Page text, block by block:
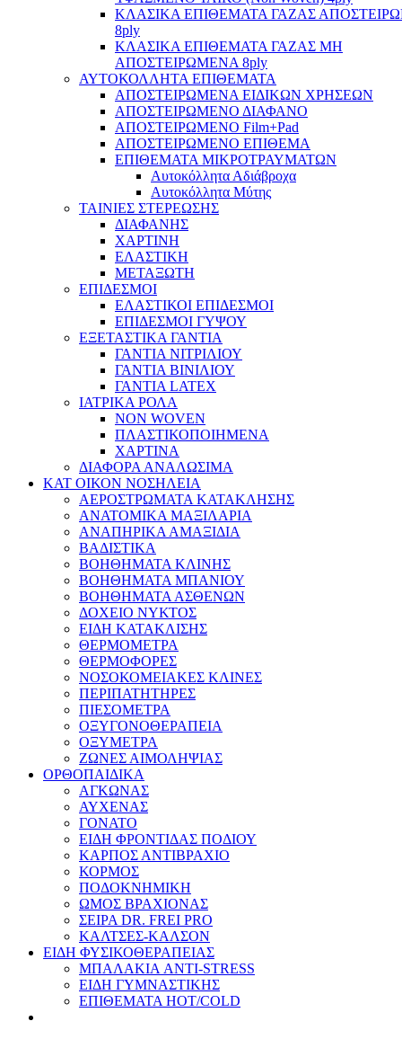
ΚΛΑΣΙΚΑ ΕΠΙΘΕΜΑΤΑ ΓΑΖΑΣ
8ply
ΚΛΑΣΙΚΑ ΕΠΙΘΕΜΑΤΑ ΓΑΖΑΣ ΜΗ
ΑΠΟΣΤΕΙΡΩΜΕΝΑ 8ply
ΑΥΤΟΚΟΛΛΗΤΑ ΕΠΙΘΕΜΑΤΑ
ΑΠΟΣΤΕΙΡΩΜΕΝΑ ΕΙΔΙΚΩΝ ΧΡΗΣΕΩΝ
ΑΠΟΣΤΕΙΡΩΜΕΝΟ ΔΙΑΦΑΝΟ
ΑΠΟΣΤΕΙΡΩΜΕΝΟ Film+Pad
ΑΠΟΣΤΕΙΡΩΜΕΝΟ ΕΠΙΘΕΜΑ
ΕΠΙΘΕΜΑΤΑ ΜΙΚΡΟΤΡΑΥΜΑΤΩΝ
Αυτοκόλλητα Αδιάβροχα
Αυτοκόλλητα Μύτης
ΤΑΙΝΙΕΣ ΣΤΕΡΕΩΣΗΣ
ΔΙΑΦΑΝΗΣ
ΧΑΡΤΙΝΗ
ΕΛΑΣΤΙΚΗ
ΜΕΤΑΞΩΤΗ
ΕΠΙΔΕΣΜΟΙ
ΕΛΑΣΤΙΚΟΙ ΕΠΙΔΕΣΜΟΙ
ΕΠΙΔΕΣΜΟΙ ΓΥΨΟΥ
ΕΞΕΤΑΣΤΙΚΑ ΓΑΝΤΙΑ
ΓΑΝΤΙΑ ΝΙΤΡΙΛΙΟΥ
ΓΑΝΤΙΑ ΒΙΝΙΛΙΟΥ
ΓΑΝΤΙΑ LATEX
ΙΑΤΡΙΚΑ ΡΟΛΑ
NON WOVEN
ΠΛΑΣΤΙΚΟΠΟΙΗΜΕΝΑ
ΧΑΡΤΙΝΑ
ΔΙΑΦΟΡΑ ΑΝΑΛΩΣΙΜΑ
ΚΑΤ ΟΙΚΟΝ ΝΟΣΗΛΕΙΑ
ΑΕΡΟΣΤΡΩΜΑΤΑ ΚΑΤΑΚΛΗΣΗΣ
ΑΝΑΤΟΜΙΚΑ ΜΑΞΙΛΑΡΙΑ
ΑΝΑΠΗΡΙΚΑ ΑΜΑΞΙΔΙΑ
ΒΑΔΙΣΤΙΚΑ
ΒΟΗΘΗΜΑΤΑ ΚΛΙΝΗΣ
ΒΟΗΘΗΜΑΤΑ ΜΠΑΝΙΟΥ
ΒΟΗΘΗΜΑΤΑ ΑΣΘΕΝΩΝ
ΔΟΧΕΙΟ ΝΥΚΤΟΣ
ΕΙΔΗ ΚΑΤΑΚΛΙΣΗΣ
ΘΕΡΜΟΜΕΤΡΑ
ΘΕΡΜΟΦΟΡΕΣ
ΝΟΣΟΚΟΜΕΙΑΚΕΣ ΚΛΙΝΕΣ
ΠΕΡΙΠΑΤΗΤΗΡΕΣ
ΠΙΕΣΟΜΕΤΡΑ
ΟΞΥΓΟΝΟΘΕΡΑΠΕΙΑ
ΟΞΥΜΕΤΡΑ
ΖΩΝΕΣ ΑΙΜΟΛΗΨΙΑΣ
ΟΡΘΟΠΑΙΔΙΚΑ
ΑΓΚΩΝΑΣ
ΑΥΧΕΝΑΣ
ΓΟΝΑΤΟ
ΕΙΔΗ ΦΡΟΝΤΙΔΑΣ ΠΟΔΙΟΥ
ΚΑΡΠΟΣ ΑΝΤΙΒΡΑΧΙΟ
ΚΟΡΜΟΣ
ΠΟΔΟΚΝΗΜΙΚΗ
ΩΜΟΣ ΒΡΑΧΙΟΝΑΣ
ΣΕΙΡΑ DR. FREI PRO
ΚΑΛΤΣΕΣ-ΚΑΛΣΟΝ
ΕΙΔΗ ΦΥΣΙΚΟΘΕΡΑΠΕΙΑΣ
ΜΠΑΛΑΚΙΑ ANTI-STRESS
ΕΙΔΗ ΓΥΜΝΑΣΤΙΚΗΣ
ΕΠΙΘΕΜΑΤΑ HOT/COLD